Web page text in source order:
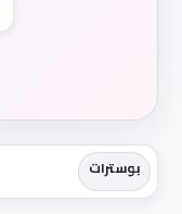
بوسترات